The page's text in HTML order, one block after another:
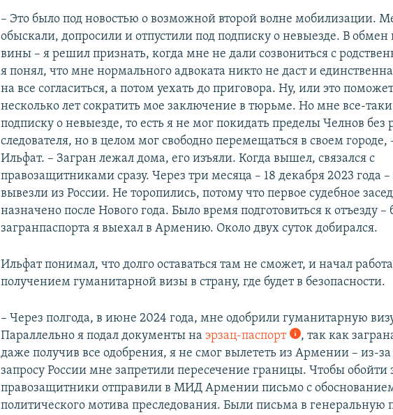
– Это было под новостью о возможной второй волне мобилизации.
обыскали, допросили и отпустили под подписку о невыезде. В
вины – я решил признать, когда мне не дали созвониться с
я понял, что мне нормального адвоката никто не даст и
на все согласиться, а потом уехать до приговора. Ну, или это
несколько лет сократить мое заключение в тюрьме. Но мне все-
подписку о невыезде, то есть я не мог покидать пределы Челнов
следователя, но в целом мог свободно перемещаться в своем городе,
Ильфат. – Загран лежал дома, его изъяли. Когда вышел, связался с
правозащитниками сразу. Через три месяца – 18 декабря 2023 года
вывезли из России. Не торопились, потому что первое судебное
назначено после Нового года. Было время подготовиться к отъезду –
загранпаспорта я выехал в Армению. Около двух суток добирался.
Ильфат понимал, что долго оставаться там не сможет, и начал
получением гуманитарной визы в страну, где будет в безопасности.
– Через полгода, в июне 2024 года, мне одобрили гуманитарную
Параллельно я подал документы наэрзац-паспорт
, так как
даже получив все одобрения, я не смог вылететь из Армении – из-
запросу России мне запретили пересечение границы. Чтобы обойти
правозащитники отправили в МИД Армении письмо с
политического мотива преследования. Были письма в генеральную